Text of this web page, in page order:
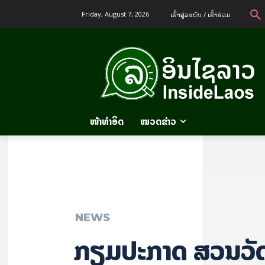
Friday, August 7, 2026 ເຂົ້າ​ສູ່​ລະ​ບົບ / ເຂົ້າ​ຮ່ວມ
ໜ້າທຳອິດ ໝວດຂ່າວ
NEWS
ກຽມປະກາດ ສວນວັ